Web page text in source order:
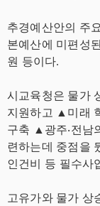
추경예산안의 주
본예산에 미편성
원 등이다.
시교육청은 물가
지원하고 ▲미래
구축 ▲광주‧전남
련하는데 중점을
인건비 등 필수사
고유가와 물가 상